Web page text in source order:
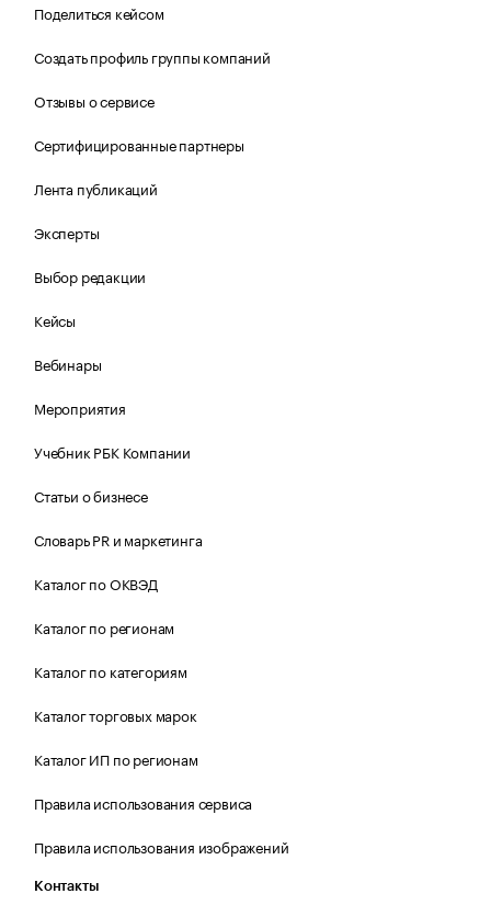
Поделиться кейсом
Создать профиль группы компаний
Отзывы о сервисе
Сертифицированные партнеры
Лента публикаций
Эксперты
Выбор редакции
Кейсы
Вебинары
Мероприятия
Учебник РБК Компании
Статьи о бизнесе
Словарь PR и маркетинга
Каталог по ОКВЭД
Каталог по регионам
Каталог по категориям
Каталог торговых марок
Каталог ИП по регионам
Правила использования сервиса
Правила использования изображений
Контакты